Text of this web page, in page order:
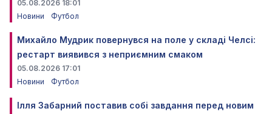
05.08.2026 18:01
Новини
Футбол
Михайло Мудрик повернувся на поле у складі Челсі:
рестарт виявився з неприємним смаком
05.08.2026 17:01
Новини
Футбол
Ілля Забарний поставив собі завдання перед новим